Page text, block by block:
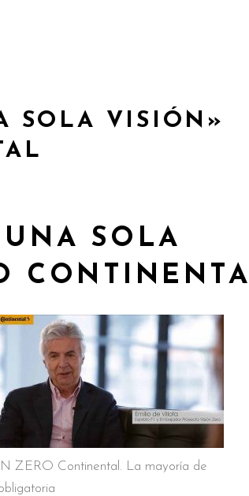
SOLA VISIÓN»
SOLA
ZERO Continental. La mayoría de